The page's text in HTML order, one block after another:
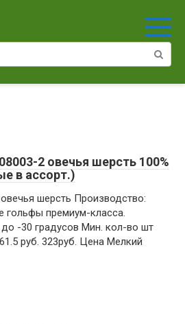
2 овечья шерсть 100%
в ассорт.)
шерсть Производство:
гольфы премиум-класса.
-30 градусов Мин. кол-во шт
руб. 323руб. Цена Мелкий